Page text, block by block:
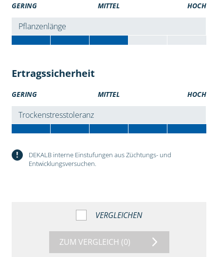
GERING MITTEL HOCH
Pflanzenlänge
Ertragssicherheit
GERING MITTEL HOCH
Trockenstresstoleranz
!
DEKALB interne Einstufungen aus Züchtungs- und
Entwicklungsversuchen.
VERGLEICHEN
ZUM VERGLEICH (0)